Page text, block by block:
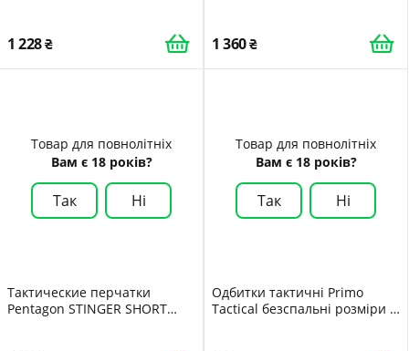
1 228 1 360
Товар для повнолітніх
Вам є 18 років?
Так Ні
Тактические перчатки
Pentagon STINGER SHORT
Товар для повнолітніх
Вам є 18 років?
Так Ні
Одбитки тактичні Primo
Tactical безспальні розміри L